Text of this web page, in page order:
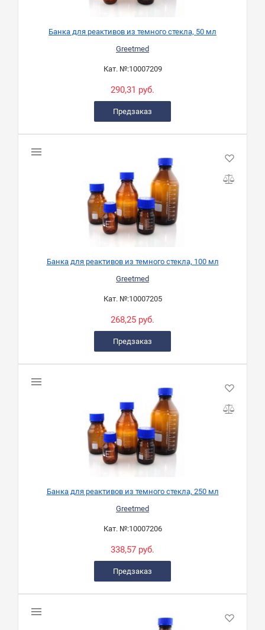
Банка для реактивов из темного стекла, 50 мл
Greetmed
Кат. №:10007209
290,31 руб.
Предзаказ
Банка для реактивов из темного стекла, 100 мл
Greetmed
Кат. №:10007205
268,25 руб.
Предзаказ
Банка для реактивов из темного стекла, 250 мл
Greetmed
Кат. №:10007206
338,57 руб.
Предзаказ